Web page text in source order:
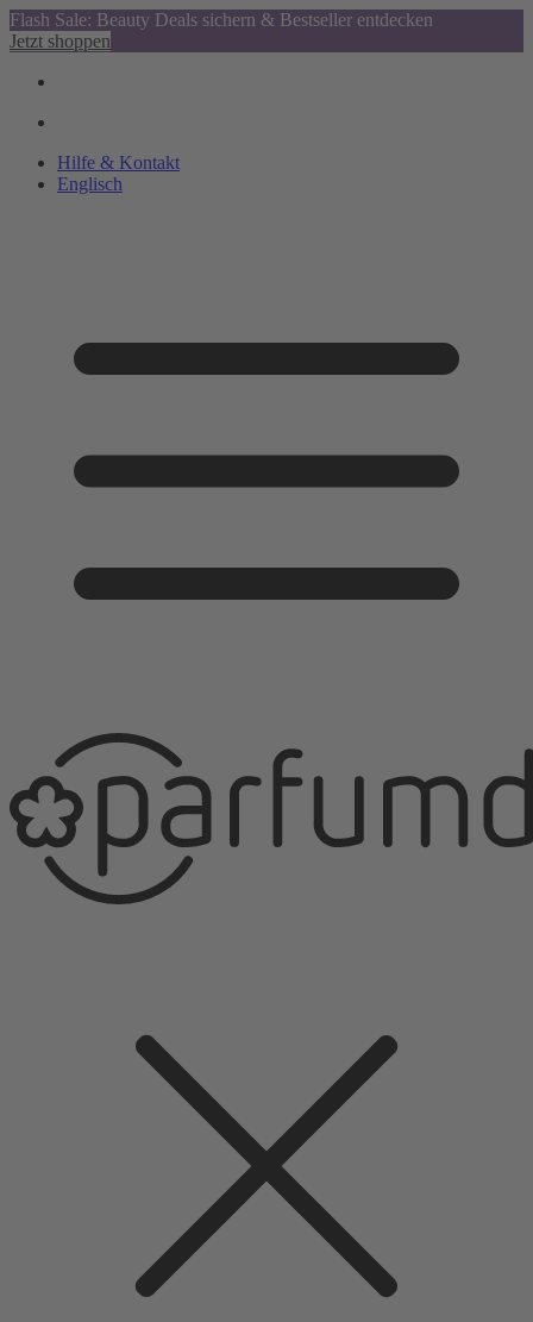
Flash Sale: Beauty Deals sichern & Bestseller entdecken
Jetzt shoppen
Hilfe & Kontakt
Englisch